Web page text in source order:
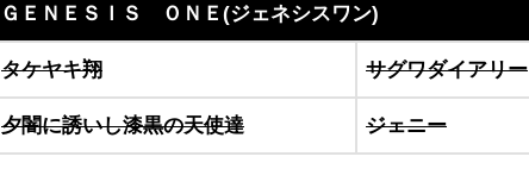
ＧＥＮＥＳＩＳ ＯＮＥ(ジェネシスワン)
タケヤキ翔 サグワダイアリー
夕闇に誘いし漆黒の天使達 ジェニー